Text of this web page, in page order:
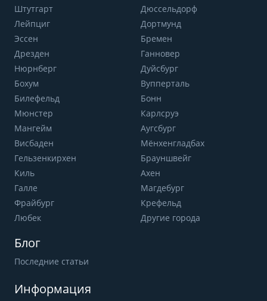
Штутгарт
Дюссельдорф
Лейпциг
Дортмунд
Эссен
Бремен
Дрезден
Ганновер
Нюрнберг
Дуйсбург
Бохум
Вупперталь
Билефельд
Бонн
Мюнстер
Карлсруэ
Мангейм
Аугсбург
Висбаден
Мёнхенгладбах
Гельзенкирхен
Брауншвейг
Киль
Ахен
Галле
Магдебург
Фрайбург
Крефельд
Любек
Другие города
Блог
Последние статьи
Информация